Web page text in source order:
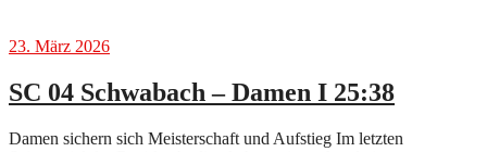
23. März 2026
SC 04 Schwabach – Damen I 25:38
Damen sichern sich Meisterschaft und Aufstieg Im letzten